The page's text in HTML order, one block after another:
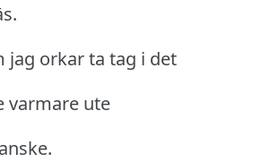
jag orkar ta tag i det
varmare ute